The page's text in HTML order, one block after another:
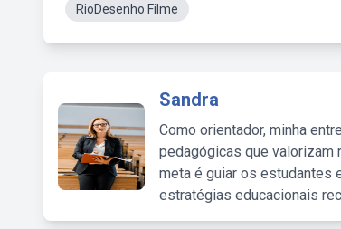
RioDesenho Filme
Sandra
Como orientador, minha
pedagógicas que valorizam
meta é guiar os estudantes
estratégias educacionais